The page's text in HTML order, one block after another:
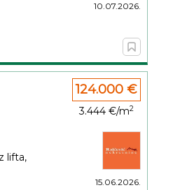
10.07.2026.
lifta,
124.000 €
3.444 €/m2
15.06.2026.